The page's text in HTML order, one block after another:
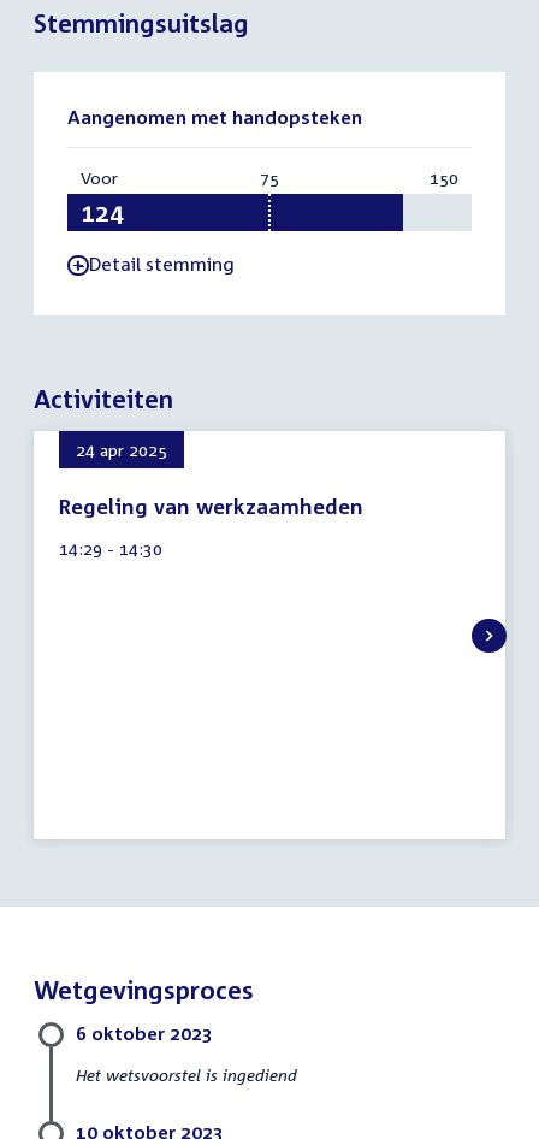
Stemmingsuitslag
Aangenomen met handopsteken
Voor:
124
75 150
-Detail stemming
Activiteiten
24 apr 2025
Regeling van werkzaamheden
augustus
Tijd
14:29 - 14:30
Wetgevingsproces
6 oktober 2023
Het wetsvoorstel is ingediend
10 oktober 2023